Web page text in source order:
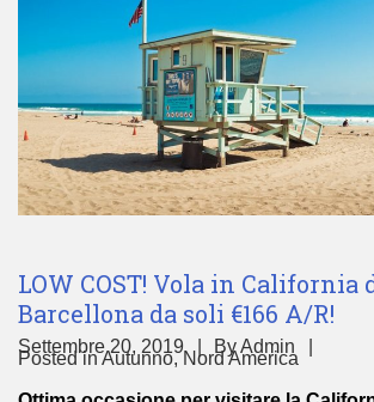
LOW COST! Vola in California
Barcellona da soli €166 A/R!
Settembre 20, 2019 ByAdmin
Posted inAutunno,Nord America